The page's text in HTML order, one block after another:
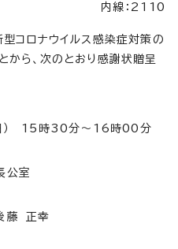
内線：2110
型コロナウイルス感染症対策の
から、次のとおり感謝状贈呈
） 15時30分～16時00分
公室
藤 正幸